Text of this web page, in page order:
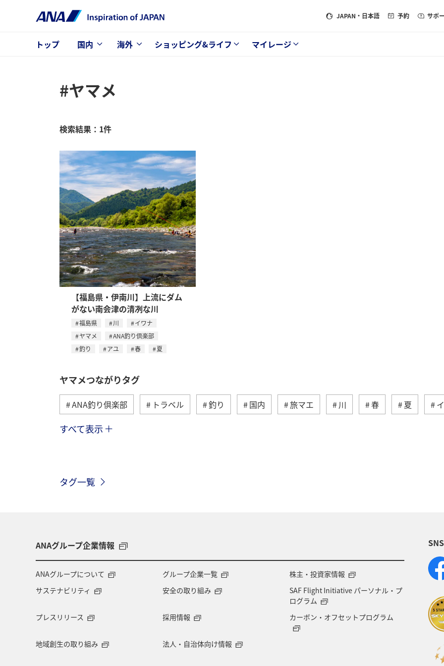
JAPAN ・日本語 予約 サポ
トップ 国内 海外 ショッピング&ライフ マイレージ
#ヤマメ
検索結果：1件
【福島県・伊南川】上流にダム
がない南会津の清冽な川
福島県 川
イワナ
ヤマメ
ANA釣り倶楽部
釣り
アユ 春 夏
ヤマメつながりタグ
ANA釣り倶楽部 トラベル 釣り 国内 旅マエ 川 春 夏
秋田県
北海道
すべて表示
タグ一覧
ANAグループ企業情報
ANAグループについて グループ企業一覧
株主・投資家情報
サステナビリティ
安全の取り組み
SAF Flight Initiative パーソナル・プ
ログラム
プレスリリース
採用情報 カーボン・オフセットプログラム
地域創生の取り組み 法人・自治体向け情報